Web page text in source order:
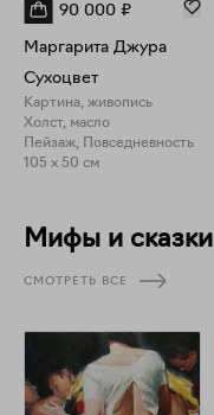
90 000 ₽
Маргарита Джура
Сухоцвет
Картина, живопись
Холст, масло
Пейзаж, Повседневность
105 x 50 см
Мифы и сказки
СМОТРЕТЬ ВСЕ